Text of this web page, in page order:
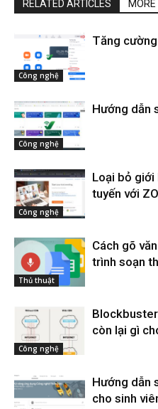
RELATED ARTICLES
Công nghệ
Tăng
Công nghệ
Hướng dẫn
Công nghệ
Loại bỏ giới
tuyến với
Thủ thuật
Cách gõ
trình soạn
Công nghệ
còn lại gì
Hướng dẫn
cho sinh